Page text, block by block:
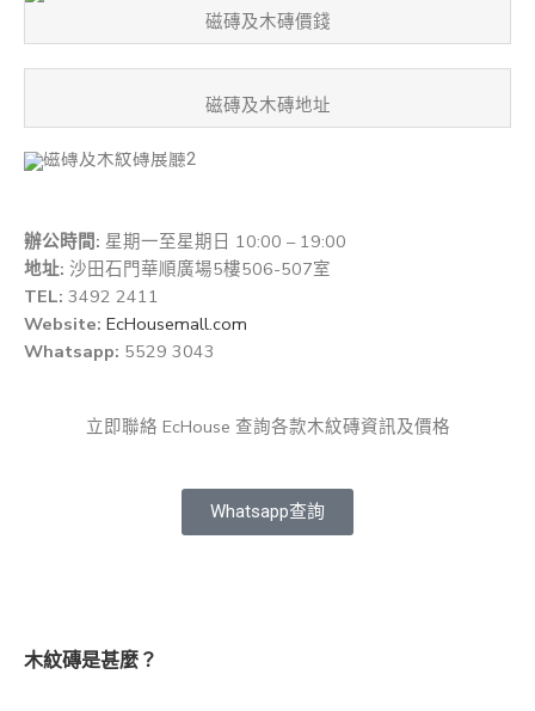
磁磚及木磚價錢
磁磚及木磚地址
辦公時間: 星期一至星期日 10:00 – 19:00
地址: 沙田石門華順廣場5樓506-507室
TEL: 3492 2411
Website: EcHousemall.com
Whatsapp: 5529 3043
立即聯絡 EcHouse 查詢各款木紋磚資訊及價格
Whatsapp查詢
木紋磚是甚麼？